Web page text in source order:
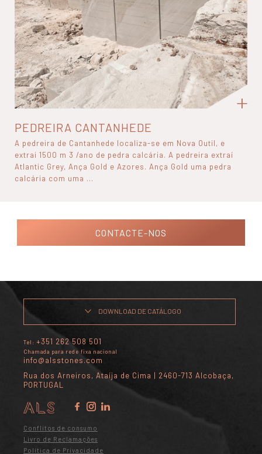
PEDREIRA CANTANHEDE
A pedreira de Cantanhede localiza-se em Nova Outil, e
extrai 1500 m 3 /ano de pedra calcária. A pedreira extraí
Atlantic Grey, Ança Gold e Azores. Ança Gold uma pedra
calcária com uma ...
CONTACTE-NOS
DOWNLOAD DE CATÁLOGO
Tel: +351 262 508 501
Chamada para rede fixa nacional
info@alsstones.com
Rua dos Arneiros, Ataíja de Cima | 2460-713 Alcobaça,
PORTUGAL
Conflitos de consumo
Livro de Reclamações
Política de Privacidade